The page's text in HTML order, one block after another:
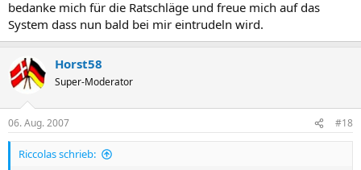
bedanke mich für die Ratschläge und freue mich auf das
System dass nun bald bei mir eintrudeln wird.
Horst58
Super-Moderator
06. Aug. 2007 #18
Riccolas schrieb: